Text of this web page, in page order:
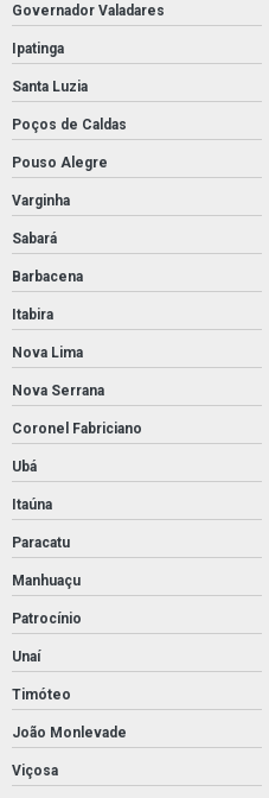
Governador Valadares
Ipatinga
Santa Luzia
Poços de Caldas
Pouso Alegre
Varginha
Sabará
Barbacena
Itabira
Nova Lima
Nova Serrana
Coronel Fabriciano
Ubá
Itaúna
Paracatu
Manhuaçu
Patrocínio
Unaí
Timóteo
João Monlevade
Viçosa